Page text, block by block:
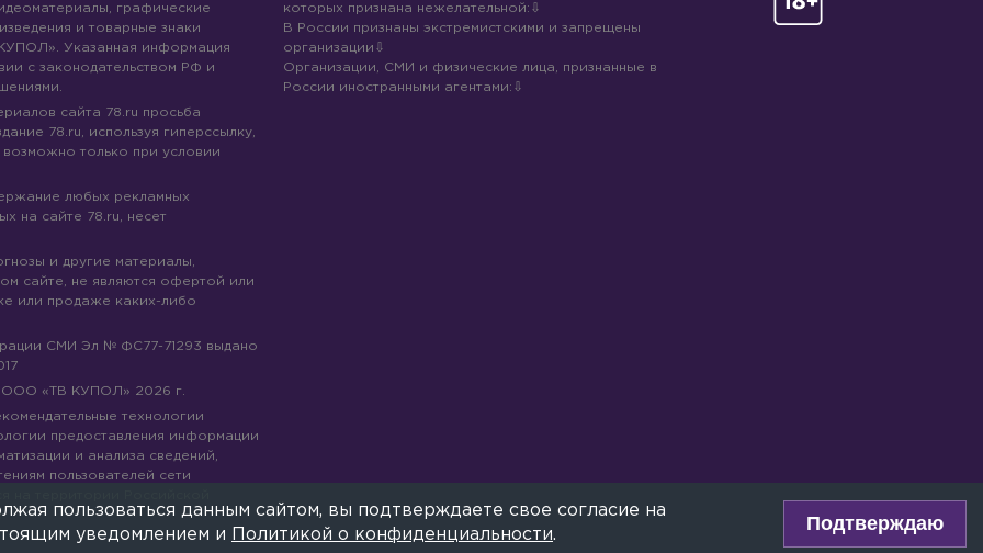
графические
и товарные знаки
Указанная информация
с законодательством РФ и
сайта 78.ru просьба
78.ru, используя гиперссылку,
возможно только при условии
любых рекламных
на сайте 78.ru, несет
и другие материалы,
сайте, не являются офертой или
или продаже каких-либо
СМИ Эл № ФС77-71293 выдано
ООО «ТВ КУПОЛ» 2026 г.
технологии
предоставления информации
и анализа сведений,
пользователей сети
которых признана нежелательной:
В России признаны экстремистскими и запрещены
организации
Организации, СМИ и физические лица, признанные в
России иностранными агентами:
пользоваться данным сайтом, вы подтверждаете свое согласие на
уведомлением и
Политикой о конфиденциальности.
Подтверждаю